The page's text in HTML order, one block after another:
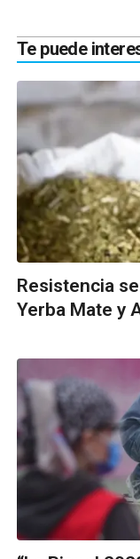
Te puede
Resistencia
Yerba Mate y